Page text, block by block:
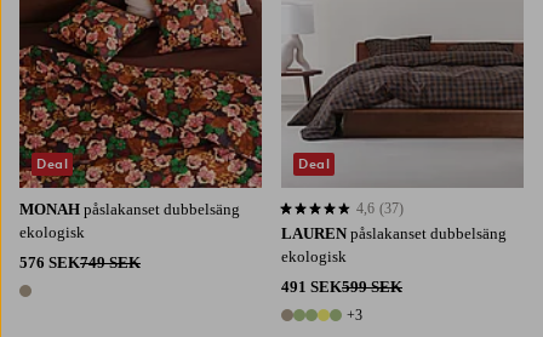
MONAH påslakanset dubbelsäng
ekologisk
576 SEK749 SEK
1 färg
Deal
LAUREN påslakanset dubbelsäng
ekologisk
491 SEK599 SEK
8 färger
+3
4,6 baserat på 37 st betyg
4,6 (37)
Deal